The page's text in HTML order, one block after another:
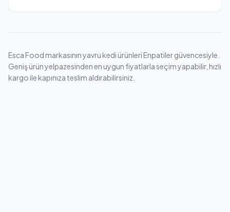
Esca Food markasının yavru kedi ürünleri Enpatiler güvencesiyle.
Geniş ürün yelpazesinden en uygun fiyatlarla seçim yapabilir, hızlı
kargo ile kapınıza teslim aldırabilirsiniz.